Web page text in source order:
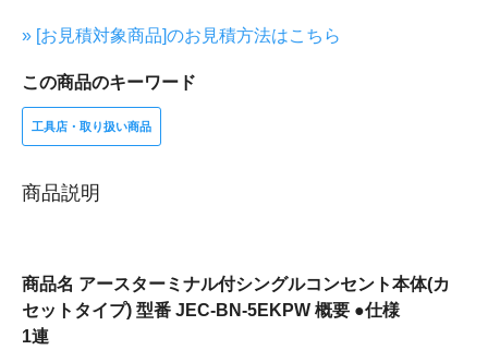
» [お見積対象商品]のお見積方法はこちら
この商品のキーワード
工具店・取り扱い商品
商品説明
商品名 アースターミナル付シングルコンセント本体(カ
セットタイプ) 型番 JEC-BN-5EKPW 概要 ●仕様
1連